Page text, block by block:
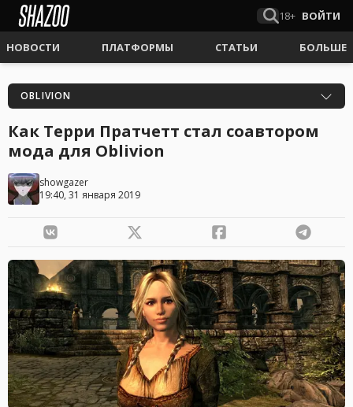
18+ ВОЙТИ
НОВОСТИ ПЛАТФОРМЫ СТАТЬИ БОЛЬШЕ
OBLIVION
Как Терри Пратчетт стал соавтором
мода для Oblivion
showgazer
19:40, 31 января 2019